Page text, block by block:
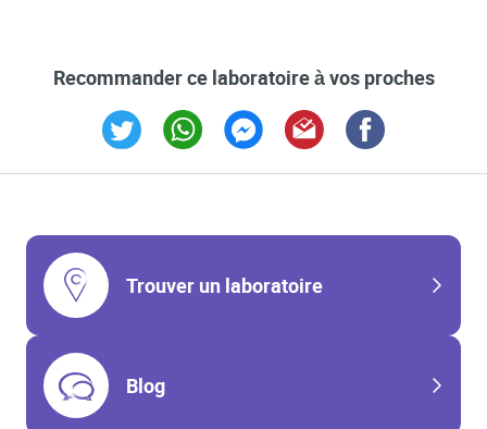
Recommander ce laboratoire à vos proches
Trouver un laboratoire
Blog